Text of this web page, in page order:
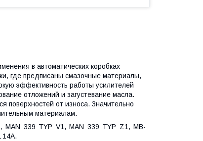
в автоматических коробках
где предписаны смазочные материалы,
эффективность работы усилителей
отложений и загустевание масла.
поверхностей от износа. Значительно
материалам.
MAN 339 TYP V1, MAN 339 TYP Z1, MB-
14A.